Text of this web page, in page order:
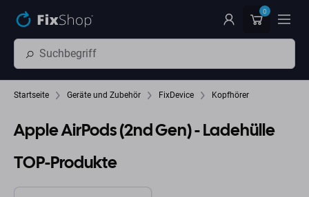
0
Startseite Geräte und Zubehör FixDevice Kopfhörer
Apple AirPods (2nd Gen) - Ladehülle
TOP-Produkte